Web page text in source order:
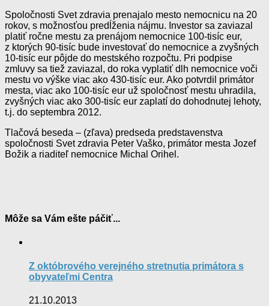
Spoločnosti Svet zdravia prenajalo mesto nemocnicu na 20
rokov, s možnosťou predĺženia nájmu. Investor sa zaviazal
platiť ročne mestu za prenájom nemocnice 100-tisíc eur,
z ktorých 90-tisíc bude investovať do nemocnice a zvyšných
10-tisíc eur pôjde do mestského rozpočtu. Pri podpise
zmluvy sa tiež zaviazal, do roka vyplatiť dlh nemocnice voči
mestu vo výške viac ako 430-tisíc eur. Ako potvrdil primátor
mesta, viac ako 100-tisíc eur už spoločnosť mestu uhradila,
zvyšných viac ako 300-tisíc eur zaplatí do dohodnutej lehoty,
t.j. do septembra 2012.
Tlačová beseda – (zľava) predseda predstavenstva
spoločnosti Svet zdravia Peter Vaško, primátor mesta Jozef
Božik a riaditeľ nemocnice Michal Orihel.
Môže sa Vám ešte páčiť...
Z októbrového verejného stretnutia primátora s
obyvateľmi Centra
21.10.2013